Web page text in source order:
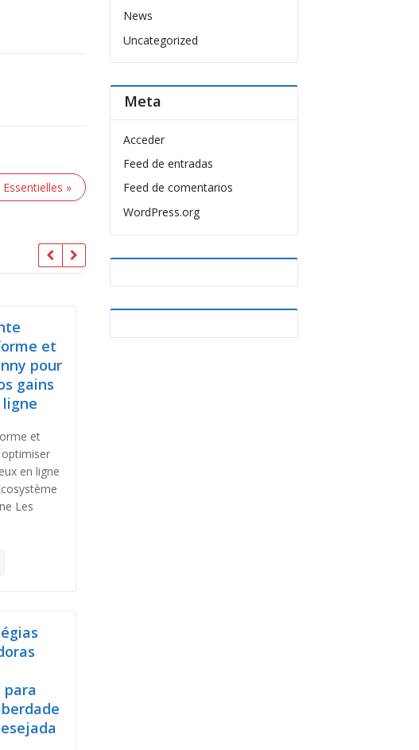
»
et
pour
gains
et
en ligne
Les
News
Uncategorized
Meta
Acceder
Feed de entradas
Feed de comentarios
WordPress.org